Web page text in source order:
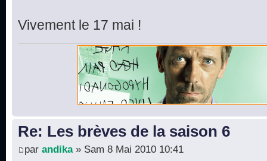
Vivement le 17 mai !
Re: Les brèves de la saison 6
par andika» Sam 8 Mai 2010 10:41